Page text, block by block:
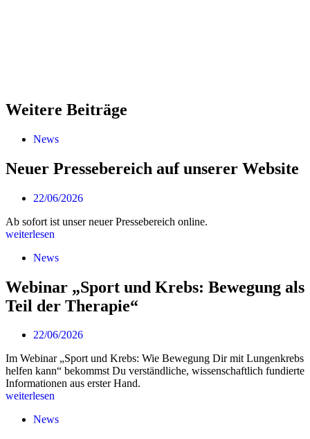
Weitere Beiträge
News
Neuer Pressebereich auf unserer Website
22/06/2026
Ab sofort ist unser neuer Pressebereich online.
weiterlesen
News
Webinar „Sport und Krebs: Bewegung als
Teil der Therapie“
22/06/2026
Im Webinar „Sport und Krebs: Wie Bewegung Dir mit Lungenkrebs
helfen kann“ bekommst Du verständliche, wissenschaftlich fundierte
Informationen aus erster Hand.
weiterlesen
News